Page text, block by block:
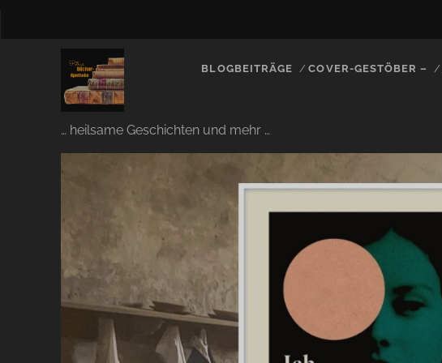
… heilsame Geschichten und mehr …
BLOGBEITRÄGE COVER-GESTÖBER –